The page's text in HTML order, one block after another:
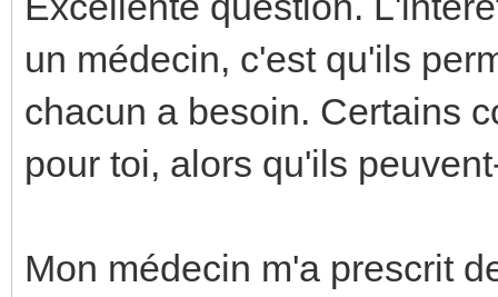
un médecin, c'est qu'ils
chacun a besoin. Certains
pour toi, alors qu'ils
Mon médecin m'a prescrit